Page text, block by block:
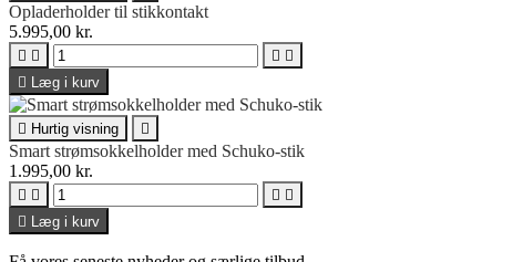
Opladerholder til stikkontakt
5.995,00 kr.
   
 Læg i kurv
 Hurtig visning 
Smart strømsokkelholder med Schuko-stik
1.995,00 kr.
   
 Læg i kurv